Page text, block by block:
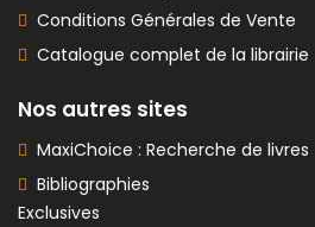
Conditions Générales de Vente
Catalogue complet de la librairie
Nos autres sites
MaxiChoice : Recherche de livres
Bibliographies
Exclusives